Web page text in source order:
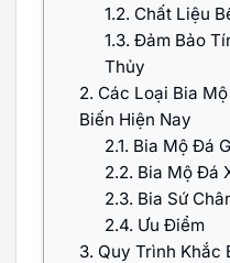
1.2. Chất Liệu
1.3. Đảm Bảo
Thủy
2. Các Loại Bia
Biến Hiện Nay
2.1. Bia Mộ Đá
2.2. Bia Mộ Đá
2.3. Bia Sứ
2.4. Ưu Điểm
3. Quy Trình Khắc